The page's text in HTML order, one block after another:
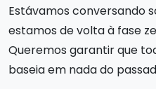
Estávamos conversando
estamos de volta à fase
Queremos garantir que
baseia em nada do